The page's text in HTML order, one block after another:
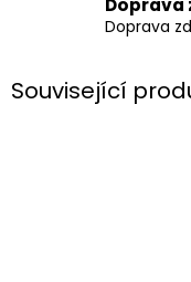
Doprava
Doprava
Související